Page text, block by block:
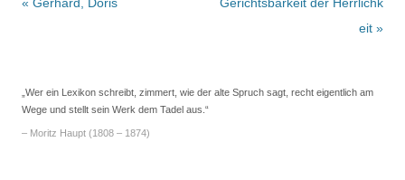
eit »
„Wer ein Lexikon schreibt, zimmert, wie der alte Spruch sagt, recht eigentlich am
Wege und stellt sein Werk dem Tadel aus.“
– Moritz Haupt (1808 – 1874)